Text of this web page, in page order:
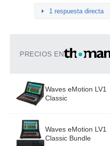
1 respuesta directa
PRECIOS EN
Waves eMotion LV1
Classic
Waves eMotion LV1
Classic Bundle